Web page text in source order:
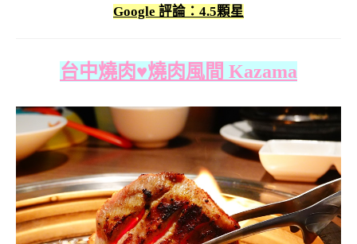
Google 評論：4.5顆星
台中燒肉♥燒肉風間 Kazama